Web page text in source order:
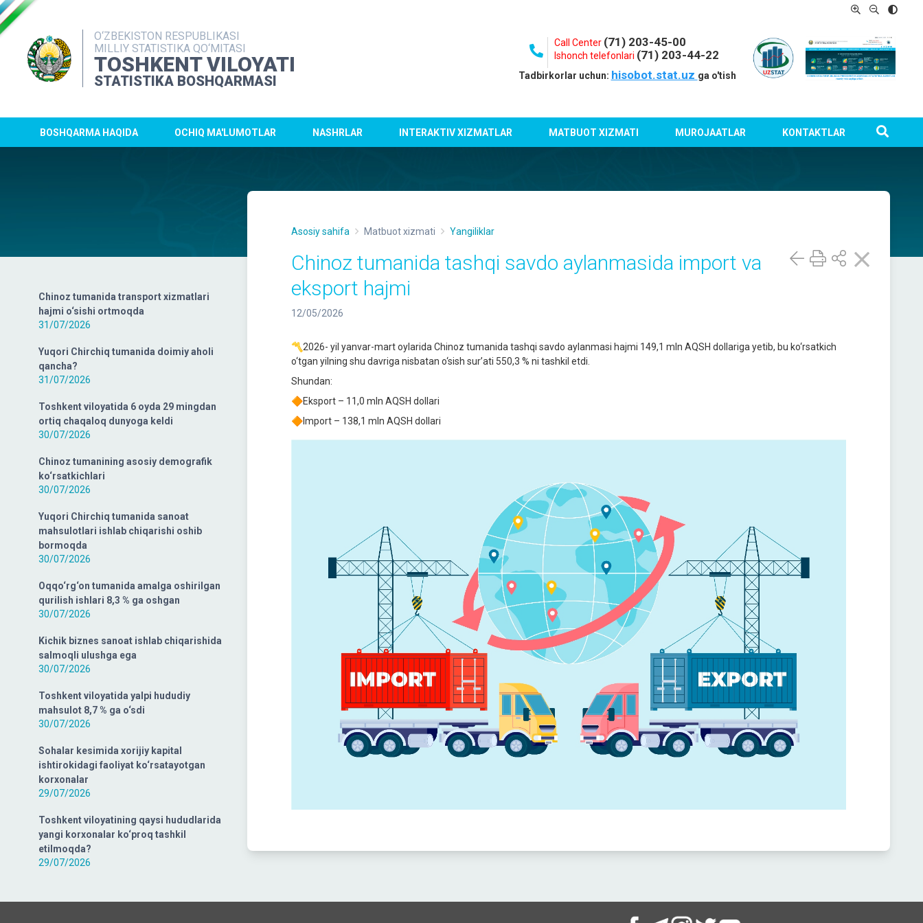
O‘ZBEKISTON RESPUBLIKASI
MILLIY STATISTIKA QO‘MITASI
TOSHKENT VILOYATI
STATISTIKA BOSHQARMASI
Call Center (71) 203-45-00
Ishonch telefonlari (71) 203-44-22
Tadbirkorlar uchun: hisobot.stat.uz ga o'tish
BOSHQARMA HAQIDA OCHIQ MA'LUMOTLAR NASHRLAR INTERAKTIV XIZMATLAR MATBUOT XIZMATI MUROJAATLAR KONTAKTLAR
Chinoz tumanida transport xizmatlari
hajmi o‘sishi ortmoqda
31/07/2026
Yuqori Chirchiq tumanida doimiy aholi
qancha?
31/07/2026
Toshkent viloyatida 6 oyda 29 mingdan
ortiq chaqaloq dunyoga keldi
30/07/2026
Chinoz tumanining asosiy demografik
ko‘rsatkichlari
30/07/2026
Yuqori Chirchiq tumanida sanoat
mahsulotlari ishlab chiqarishi oshib
bormoqda
30/07/2026
Oqqo‘rg‘on tumanida amalga oshirilgan
qurilish ishlari 8,3 % ga oshgan
30/07/2026
Kichik biznes sanoat ishlab chiqarishida
salmoqli ulushga ega
30/07/2026
Toshkent viloyatida yalpi hududiy
mahsulot 8,7 % ga o‘sdi
30/07/2026
Sohalar kesimida xorijiy kapital
ishtirokidagi faoliyat ko‘rsatayotgan
korxonalar
29/07/2026
Toshkent viloyatining qaysi hududlarida
yangi korxonalar ko‘proq tashkil
etilmoqda?
29/07/2026
Asosiy sahifa Matbuot xizmati Yangiliklar
Chinoz tumanida tashqi savdo aylanmasida import va
eksport hajmi
12/05/2026
〽️2026- yil yanvar-mart oylarida Chinoz tumanida tashqi savdo aylanmasi hajmi 149,1 mln AQSH dollariga yetib, bu ko‘rsatkich
o‘tgan yilning shu davriga nisbatan o‘sish sur’ati 550,3 % ni tashkil etdi.
Shundan:
🔶Eksport – 11,0 mln AQSH dollari
🔶Import – 138,1 mln AQSH dollari